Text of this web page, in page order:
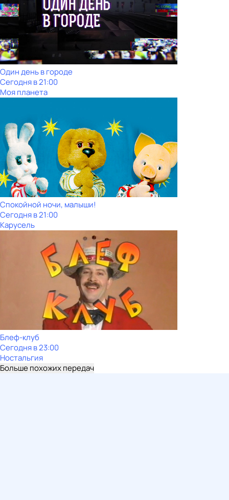
Один день в городе
Сегодня в 21:00
Моя планета
Спокойной ночи, малыши!
Сегодня в 21:00
Карусель
Блеф-клуб
Сегодня в 23:00
Ностальгия
Больше похожих передач